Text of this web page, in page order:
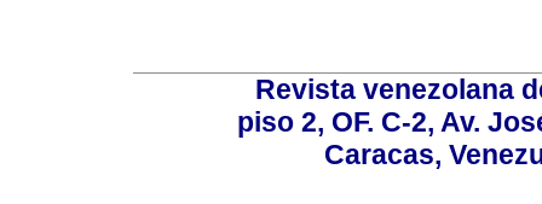
Revista venezolana
piso 2, OF. C-2, Av.
Caracas,